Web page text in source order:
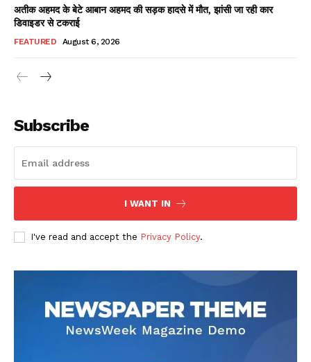
Read Latest News on AIN
DOWNLOAD NOW
अतीक अहमद के बेटे आबान अहमद की सड़क हादसे में मौत, झांसी जा रही कार
डिवाइडर से टकराई
FEATURED August 6, 2026
Subscribe
I WANT IN
I've read and accept the Privacy Policy.